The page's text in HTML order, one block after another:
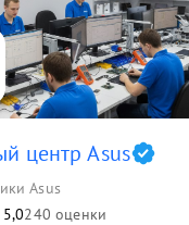
центр Asus
Asus
5,0240 оценки